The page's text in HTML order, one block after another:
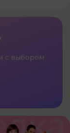
с выбором